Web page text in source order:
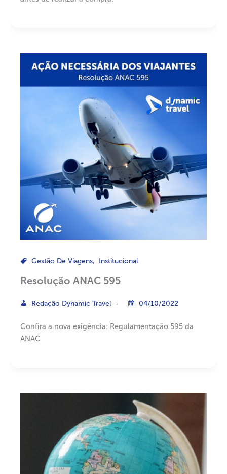
Gestão De Viagens, Institucional
Resolução ANAC 595
Redação Dynamic Travel 04/10/2022
Confira a nova exigência: Regulamentação 595 da
ANAC